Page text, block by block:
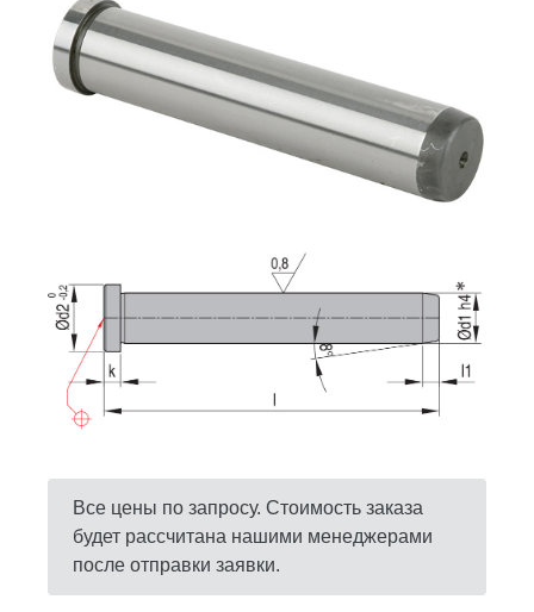
Все цены по запросу. Стоимость заказа
будет рассчитана нашими менеджерами
после отправки заявки.